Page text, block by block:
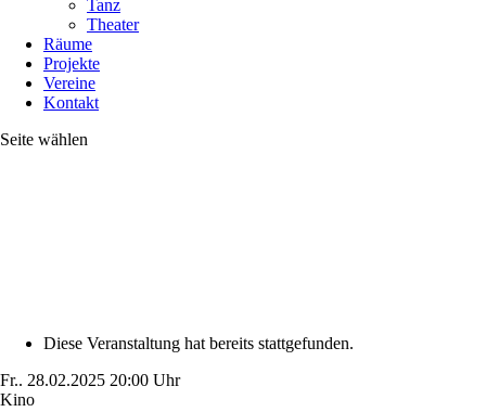
Tanz
Theater
Räume
Projekte
Vereine
Kontakt
Seite wählen
Diese Veranstaltung hat bereits stattgefunden.
Fr.. 28.02.2025 20:00 Uhr
Kino